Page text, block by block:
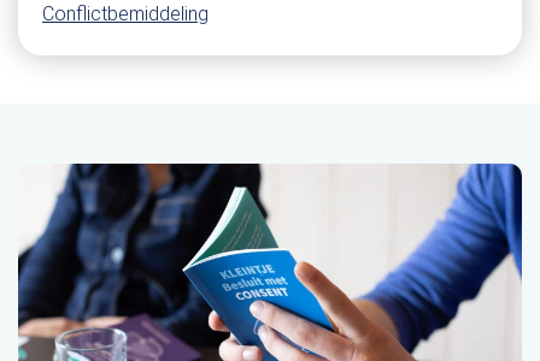
Conflictbemiddeling